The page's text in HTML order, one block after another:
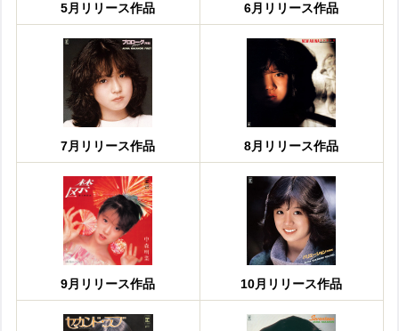
5月リリース作品 6月リリース作品
7月リリース作品 8月リリース作品
9月リリース作品 10月リリース作品